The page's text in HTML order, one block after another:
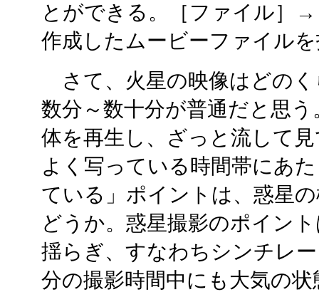
とができる。［ファイル］
作成したムービーファイル
さて、火星の映像はどの
数分～数十分が普通だと思
体を再生し、ざっと流して
よく写っている時間帯にあ
ている」ポイントは、惑星
どうか。惑星撮影のポイン
揺らぎ、すなわちシンチレ
分の撮影時間中にも大気の